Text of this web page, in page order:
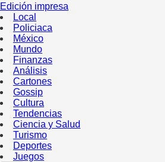
Edición impresa
Local
Policiaca
México
Mundo
Finanzas
Análisis
Cartones
Gossip
Cultura
Tendencias
Ciencia y Salud
Turismo
Deportes
Juegos